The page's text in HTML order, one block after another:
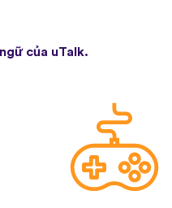
của uTalk.